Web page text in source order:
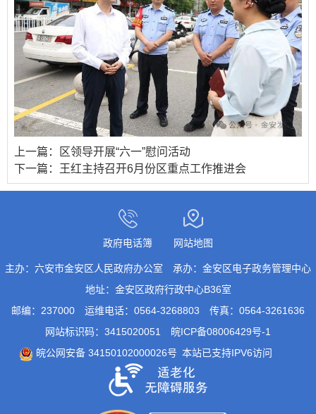
上一篇：
区领导开展“六一”慰问活动
下一篇：
王红主持召开6月份区重点工作推进会
政府电话簿 网站地图
主办：六安市金安区人民政府办公室
承办：金安区电子政务管理中心
地址：金安区政府行政中心B36室
邮编：237000
运维电话：0564-3268803
传真：0564-3261636
网站标识码：3415020051
皖ICP备08006429号-1
皖公网安备 34150102000026号 本站已支持IPV6访问